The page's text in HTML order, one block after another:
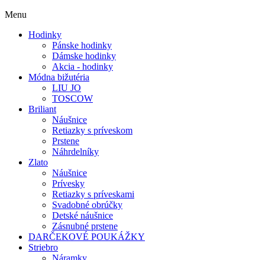
Menu
Hodinky
Pánske hodinky
Dámske hodinky
Akcia - hodinky
Módna bižutéria
LIU JO
TOSCOW
Briliant
Náušnice
Retiazky s príveskom
Prstene
Náhrdelníky
Zlato
Náušnice
Prívesky
Retiazky s príveskami
Svadobné obrúčky
Detské náušnice
Zásnubné prstene
DARČEKOVÉ POUKÁŽKY
Striebro
Náramky